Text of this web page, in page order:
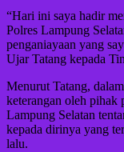
“Hari ini saya hadir
Polres Lampung
penganiayaan yang
Ujar Tatang kepada
Menurut Tatang,
keterangan oleh
Lampung Selatan
kepada dirinya yang
lalu.